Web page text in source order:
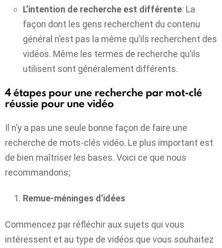
L’intention de recherche est différente: La
façon dont les gens recherchent du contenu
général n’est pas la même qu’ils recherchent des
vidéos. Même les termes de recherche qu’ils
utilisent sont généralement différents.
4 étapes pour une recherche par mot-clé
réussie pour une vidéo
Il n’y a pas une seule bonne façon de faire une
recherche de mots-clés vidéo. Le plus important est
de bien maîtriser les bases. Voici ce que nous
recommandons;
Remue-méninges d’idées
Commencez par réfléchir aux sujets qui vous
intéressent et au type de vidéos que vous souhaitez